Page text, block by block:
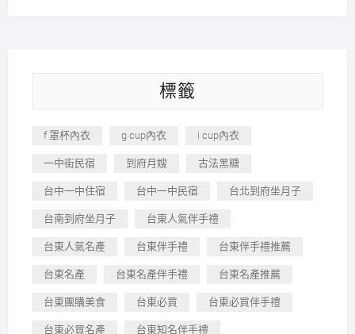
標籤
f 罩杯內衣 g cup內衣 i cup內衣
一中街民宿 到府月嫂 古法黑糖
台中一中住宿 台中一中民宿 台北到府坐月子
台南到府坐月子 台東人氣伴手禮
台東人氣名產 台東伴手禮 台東伴手禮推薦
台東名產 台東名產伴手禮 台東名產推薦
台東團購美食 台東必買 台東必買伴手禮
台東必買名產 台東知名伴手禮